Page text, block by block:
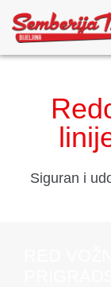
Siguran i